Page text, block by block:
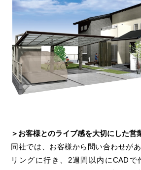
＞お客様とのライブ感を大切にした営
同社では、お客様から問い合わせが
リングに行き、2週間以内にCADで